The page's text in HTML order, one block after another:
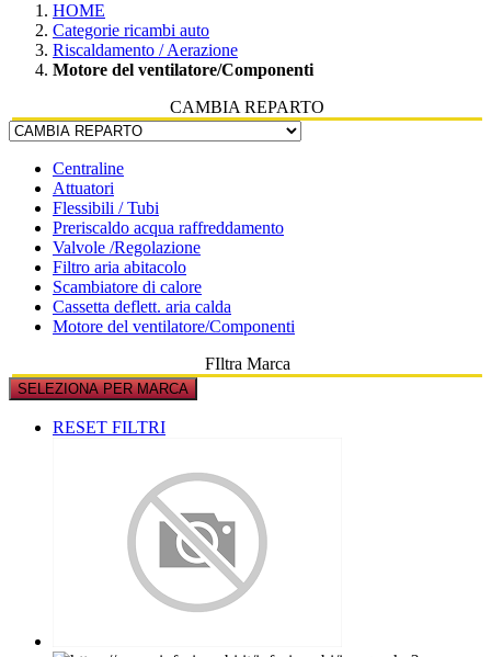
HOME
Categorie ricambi auto
Riscaldamento / Aerazione
Motore del ventilatore/Componenti
CAMBIA REPARTO
Centraline
Attuatori
Flessibili / Tubi
Preriscaldo acqua raffreddamento
Valvole /Regolazione
Filtro aria abitacolo
Scambiatore di calore
Cassetta deflett. aria calda
Motore del ventilatore/Componenti
FIltra Marca
SELEZIONA PER MARCA
RESET FILTRI